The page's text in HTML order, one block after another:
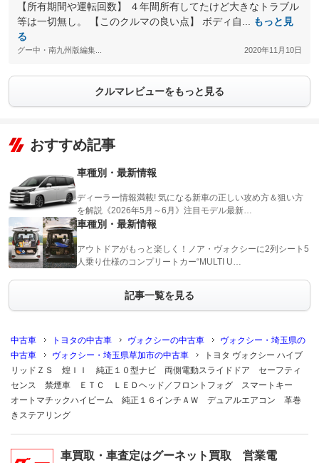
【所有期間や運転回数】 ４年間所有してたけど大きなトラブル
等は一切無し。 【このクルマの良い点】 ボディ自...
もっと見
る
グー中・南九州版編集... 2020年11月10日
クルマレビューをもっと見る
おすすめ記事
車種別・最新情報
ディーラー情報満載! 気になる新車の正しい攻め方＆狙い方
を解説《2026年5月～6月》注目モデル最新…
車種別・最新情報
アウトドアがもっと楽しく！ノア・ヴォクシーに2列シート5
人乗り仕様のコンプリートカー“MULTI U…
記事一覧を見る
中古車 トヨタの中古車 ヴォクシーの中古車
ヴォクシー・埼玉県の
中古車
ヴォクシー・埼玉県草加市の中古車
トヨタ ヴォクシー ハイブ
リッドＺＳ 煌ＩＩ 純正１０型ナビ 両側電動スライドドア セーフティ
センス 禁煙車 ＥＴＣ ＬＥＤヘッド／フロントフォグ スマートキー
オートマチックハイビーム 純正１６インチＡＷ デュアルエアコン 革巻
きステアリング
車買取・車査定はグーネット買取 営業電